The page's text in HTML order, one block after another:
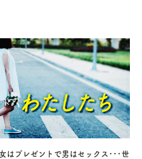
女はプレゼントで男はセックス･･･世